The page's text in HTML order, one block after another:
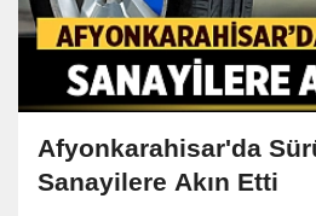
Afyonkarahisar'da
Sanayilere Akın Etti